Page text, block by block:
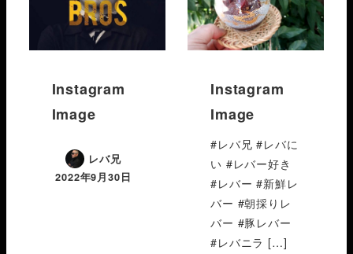
Instagram
Image
レバ兄
2022年9月30日
Instagram
Image
#レバ兄 #レバに
い #レバー好き
#レバー #新鮮レ
バー #朝採りレ
バー #豚レバー
#レバニラ […]